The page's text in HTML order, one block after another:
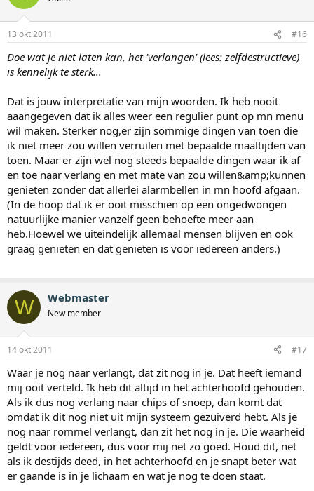
13 okt 2011 #16
Doe wat je niet laten kan, het 'verlangen' (lees: zelfdestructieve)
is kennelijk te sterk...
Dat is jouw interpretatie van mijn woorden. Ik heb nooit
aaangegeven dat ik alles weer een regulier punt op mn menu
wil maken. Sterker nog,er zijn sommige dingen van toen die
ik niet meer zou willen verruilen met bepaalde maaltijden van
toen. Maar er zijn wel nog steeds bepaalde dingen waar ik af
en toe naar verlang en met mate van zou willen&amp;kunnen
genieten zonder dat allerlei alarmbellen in mn hoofd afgaan.
(In de hoop dat ik er ooit misschien op een ongedwongen
natuurlijke manier vanzelf geen behoefte meer aan
heb.Hoewel we uiteindelijk allemaal mensen blijven en ook
graag genieten en dat genieten is voor iedereen anders.)
W Webmaster
New member
14 okt 2011 #17
Waar je nog naar verlangt, dat zit nog in je. Dat heeft iemand
mij ooit verteld. Ik heb dit altijd in het achterhoofd gehouden.
Als ik dus nog verlang naar chips of snoep, dan komt dat
omdat ik dit nog niet uit mijn systeem gezuiverd hebt. Als je
nog naar rommel verlangt, dan zit het nog in je. Die waarheid
geldt voor iedereen, dus voor mij net zo goed. Houd dit, net
als ik destijds deed, in het achterhoofd en je snapt beter wat
er gaande is in je lichaam en wat je nog te doen staat.